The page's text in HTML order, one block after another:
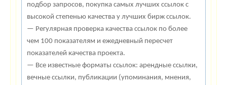
подбор запросов, покупка самых лучших ссылок с
высокой степенью качества у лучших бирж ссылок.
— Регулярная проверка качества ссылок по более
чем 100 показателям и ежедневный пересчет
показателей качества проекта.
— Все известные форматы ссылок: арендные ссылки,
вечные ссылки, публикации (упоминания, мнения,